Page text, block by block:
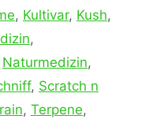
, Kultivar, Kush,
,
Naturmedizin,
, Scratch n
, Terpene,